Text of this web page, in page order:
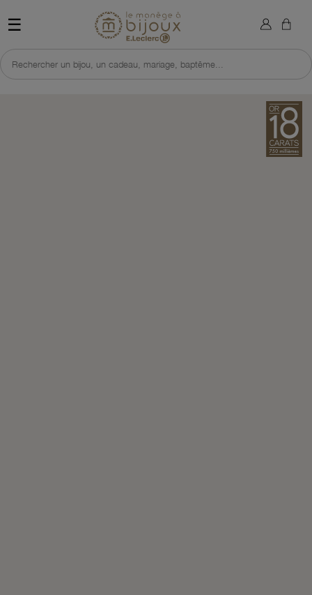
☰ Retour à l'accueil du site
Rechercher un bijou, un cadeau, mariage, baptême...
×